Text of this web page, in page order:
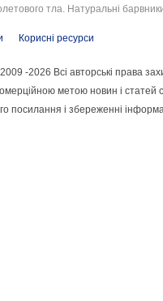
тла. Натуральні
Корисні ресурси
-2026 Всі авторські права
метою новин і статей
посилання і збереженні